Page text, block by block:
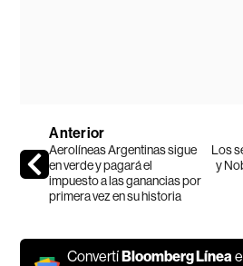
Anterior
Aerolíneas Argentinas sigue
en verde y pagará el
impuesto a las ganancias por
primera vez en su historia
Los
y
ConvertíBloomberg Línea